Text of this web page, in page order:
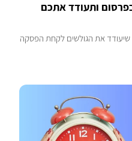
ותעודד אתכם
שיעודד את הגולשים לקחת הפסקה